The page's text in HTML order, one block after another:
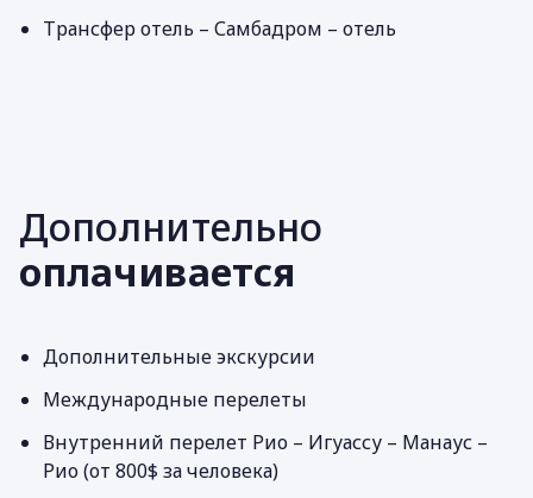
Трансфер отель – Самбадром – отель
Дополнительно
оплачивается
Дополнительные экскурсии
Международные перелеты
Внутренний перелет Рио – Игуассу – Манаус –
Рио (от 800$ за человека)